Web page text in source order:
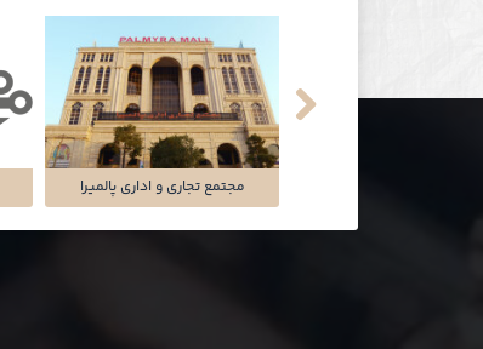
مجتمع تجاری و اداری پالمیرا